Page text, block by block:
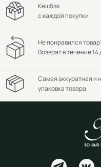
Кешбэк
с каждой покупки
Не понравился
Возврат в течение 14
Самая аккуратная и
упаковка товара